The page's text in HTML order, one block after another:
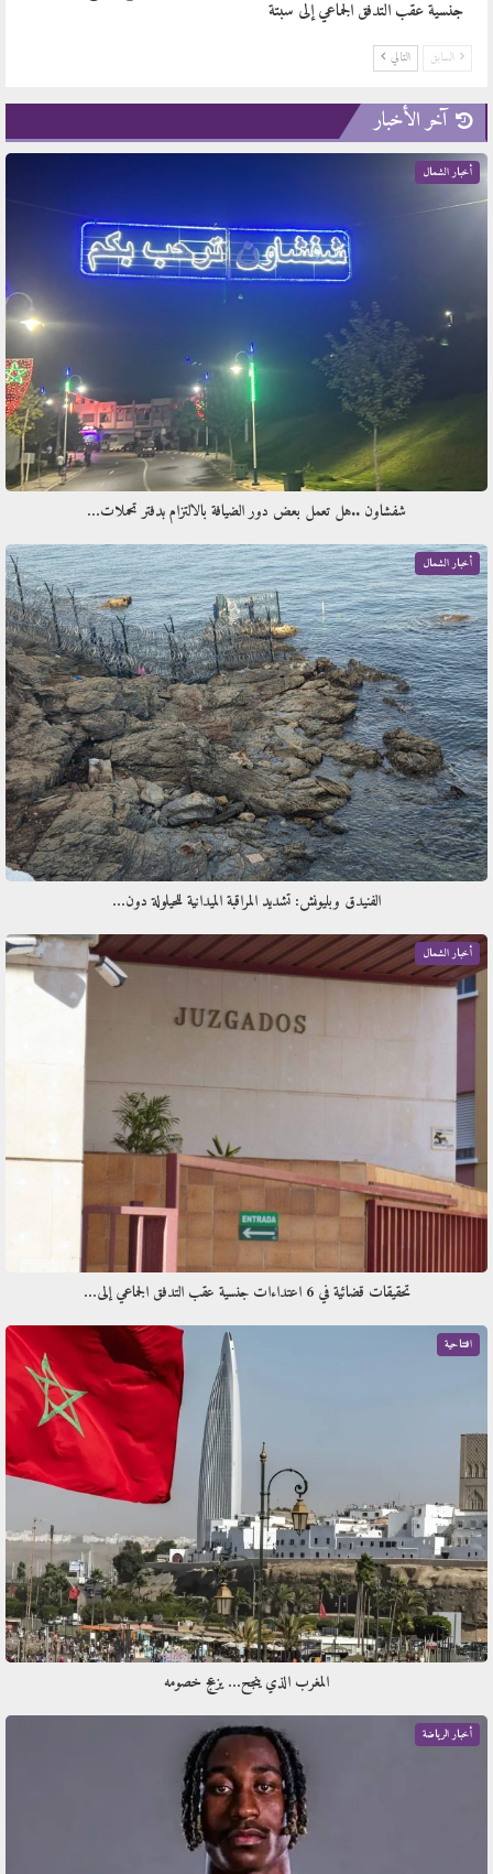
جنسية عقب التدفق الجماعي إلى سبتة
السابق التالي
آخر الأخبار
أخبار الشمال
شفشاون ..هل تعمل بعض دور الضيافة بالالتزام بدفتر تحملات…
أخبار الشمال
الفنيدق وبليونش: تشديد المراقبة الميدانية للحيلولة دون…
أخبار الشمال
تحقيقات قضائية في 6 اعتداءات جنسية عقب التدفق الجماعي إلى…
افتتاحية
المغرب الذي ينجح… يزعج خصومه
أخبار الرياضة